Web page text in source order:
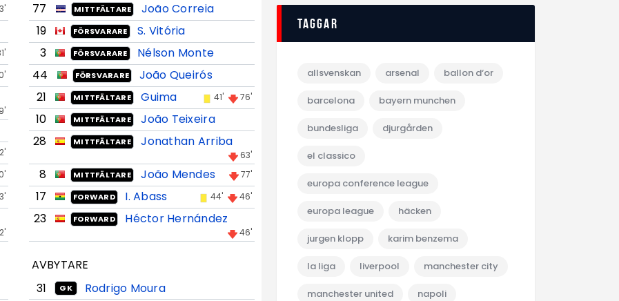
77
MITTFÄLTARE
João Correia
19
FÖRSVARARE
S. Vitória
3
FÖRSVARARE
Nélson Monte
44
FÖRSVARARE
João Queirós
21
MITTFÄLTARE Guima 41' 76'
10 MITTFÄLTARE
João Teixeira
28
MITTFÄLTARE Jonathan Arriba
63'
8 MITTFÄLTARE João Mendes 77'
17 FORWARD I. Abass 44' 46'
23 FORWARD Héctor Hernández
46'
AVBYTARE
31
GK
Rodrigo Moura
Taggar
allsvenskan arsenal ballon d‘or
barcelona bayern munchen
bundesliga djurgården
el classico
europa conference league
europa league häcken
jurgen klopp karim benzema
la liga liverpool manchester city
manchester united napoli